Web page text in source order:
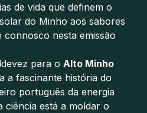
de vida que definem o
do Minho aos sabores
connosco nesta emissão
para o Alto Minho
a fascinante história do
português da energia
ciência está a moldar o